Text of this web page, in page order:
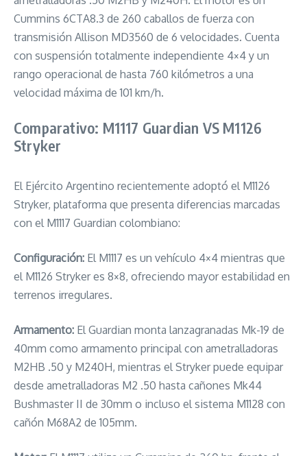
Cummins 6CTA8.3 de 260 caballos de fuerza con
transmisión Allison MD3560 de 6 velocidades. Cuenta
con suspensión totalmente independiente 4×4 y un
rango operacional de hasta 760 kilómetros a una
velocidad máxima de 101 km/h.
Comparativo: M1117 Guardian VS M1126
Stryker
El Ejército Argentino recientemente adoptó el M1126
Stryker, plataforma que presenta diferencias marcadas
con el M1117 Guardian colombiano:
Configuración: El M1117 es un vehículo 4×4 mientras que
el M1126 Stryker es 8×8, ofreciendo mayor estabilidad en
terrenos irregulares.
Armamento: El Guardian monta lanzagranadas Mk-19 de
40mm como armamento principal con ametralladoras
M2HB .50 y M240H, mientras el Stryker puede equipar
desde ametralladoras M2 .50 hasta cañones Mk44
Bushmaster II de 30mm o incluso el sistema M1128 con
cañón M68A2 de 105mm.